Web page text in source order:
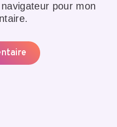
pour mon